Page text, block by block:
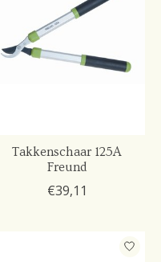
Takkenschaar 125A
Freund
€39,11